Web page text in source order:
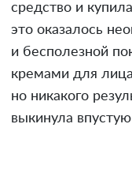
средство и
это оказалось
и бесполезной
кремами для лица
но никакого
выкинула